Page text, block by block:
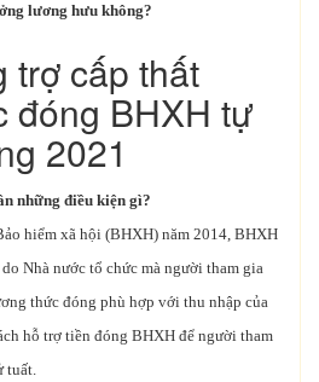
lương hưu không?
cấp thất
đóng BHXH tự
2021
những điều kiện gì?
hiểm xã hội (BHXH) năm 2014, BHXH
Nhà nước tổ chức mà người tham gia
thức đóng phù hợp với thu nhập của
hỗ trợ tiền đóng BHXH để người tham
tuất.